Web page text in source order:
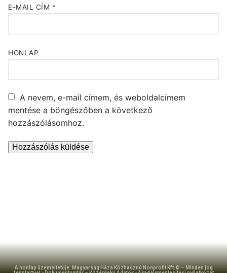
E-MAIL CÍM *
HONLAP
A nevem, e-mail címem, és weboldalcímem
mentése a böngészőben a következő
hozzászólásomhoz.
A honlap üzemeltetője: Magyarság Háza Közhasznú Nonprofit Kft.© – Minden jog